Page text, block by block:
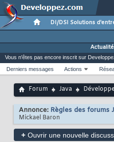
DI/DSI Solutions
Vous n'êtes pas encore inscrit sur
Derniers messages
Actions
Forum Java
Annonce: Règles des forums
Mickael Baron
+ Ouvrir une nouvelle